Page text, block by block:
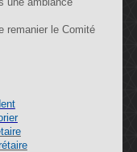
remanier le Comité